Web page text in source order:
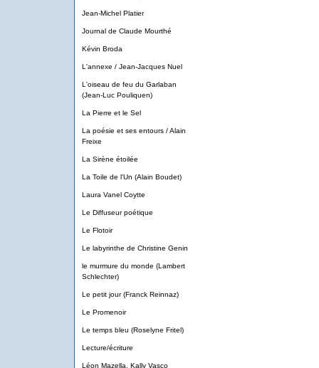
Jean-Michel Platier
Journal de Claude Mourthé
Kévin Broda
L'annexe / Jean-Jacques Nuel
L'oiseau de feu du Garlaban
(Jean-Luc Pouliquen)
La Pierre et le Sel
La poésie et ses entours / Alain
Freixe
La Sirène étoilée
La Toile de l'Un (Alain Boudet)
Laura Vanel Coytte
Le Diffuseur poétique
Le Flotoir
Le labyrinthe de Christine Genin
le murmure du monde (Lambert
Schlechter)
Le petit jour (Franck Reinnaz)
Le Promenoir
Le temps bleu (Roselyne Fritel)
Lecture/écriture
Léon Mazella, Kally Vasco